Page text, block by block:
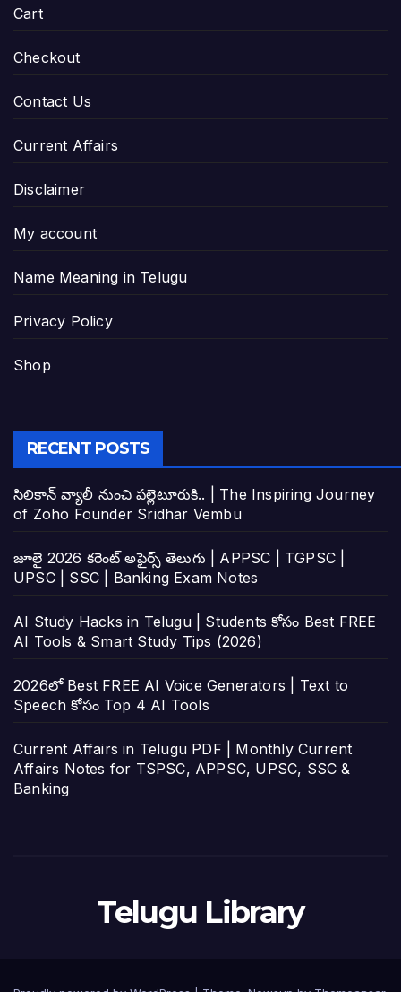
Cart
Checkout
Contact Us
Current Affairs
Disclaimer
My account
Name Meaning in Telugu
Privacy Policy
Shop
RECENT POSTS
సిలికాన్ వ్యాలీ నుంచి పల్లెటూరుకి.. | The Inspiring Journey
of Zoho Founder Sridhar Vembu
జూలై 2026 కరెంట్ అఫైర్స్ తెలుగు | APPSC | TGPSC |
UPSC | SSC | Banking Exam Notes
AI Study Hacks in Telugu | Students కోసం Best FREE
AI Tools & Smart Study Tips (2026)
2026లో Best FREE AI Voice Generators | Text to
Speech కోసం Top 4 AI Tools
Current Affairs in Telugu PDF | Monthly Current
Affairs Notes for TSPSC, APPSC, UPSC, SSC &
Banking
Telugu Library